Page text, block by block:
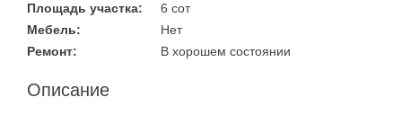
Площадь участка:
6 сот
Мебель:
Нет
Ремонт:
В хорошем состоянии
Описание